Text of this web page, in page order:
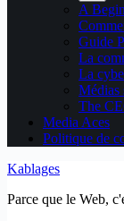
A
Guide
La
La
Médias
The
Media Aces
Politique de
Kablages
Parce que le Web,